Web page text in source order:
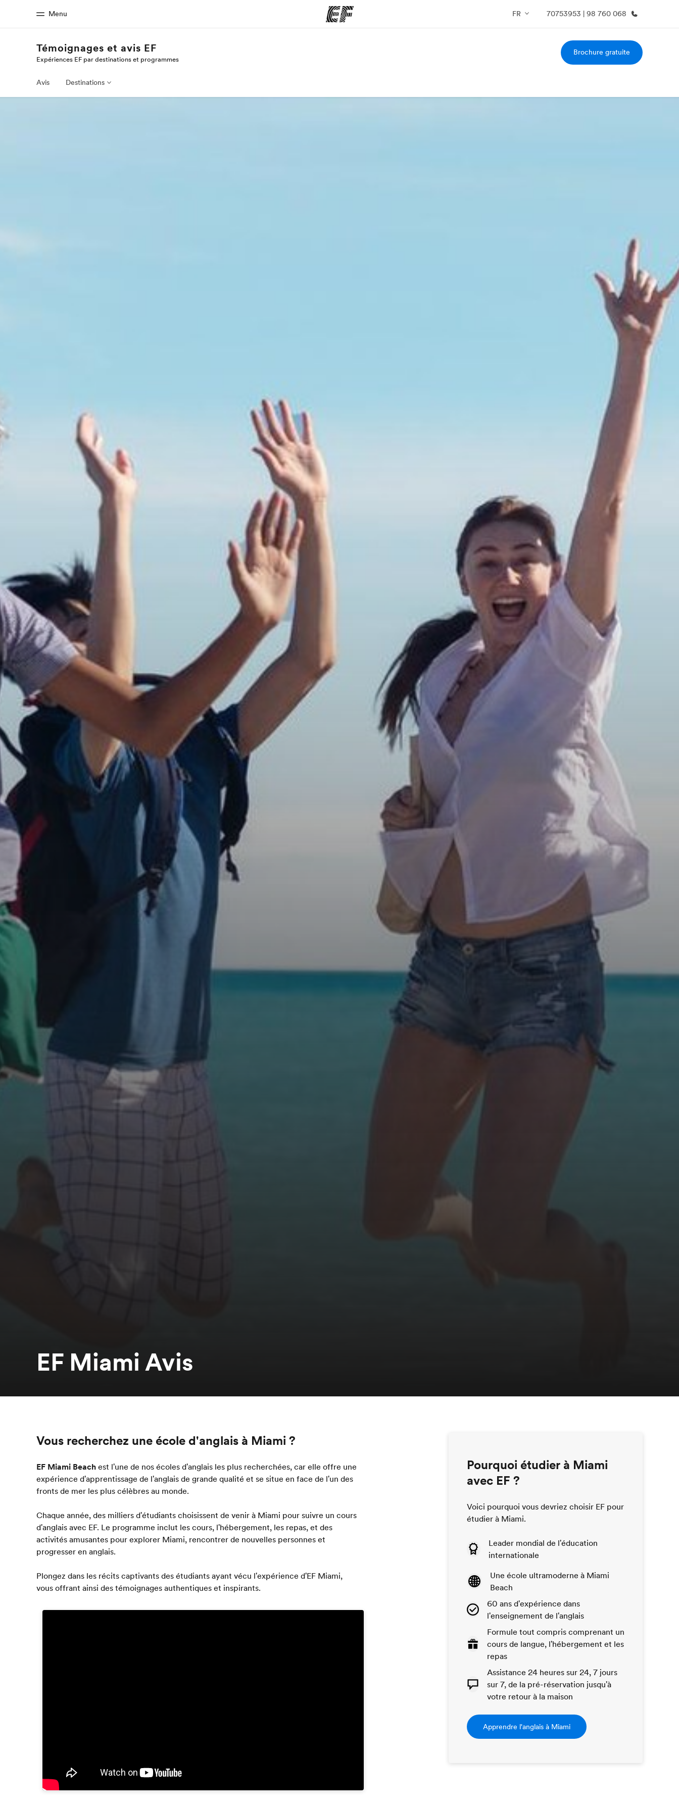
Menu FR 70753953 | 98 760 068
Accueil
Bienvenue chez EF
EF recrute
Témoignages et avis EF
Expériences EF par destinations et programmes
Brochure gratuite
Avis Destinations
EF Miami Avis
Vous recherchez une école d'anglais à Miami ?
EF Miami Beachest l'une de nos écoles d'anglais les plus recherchées, car elle offre une
expérience d'apprentissage de l'anglais de grande qualité et se situe en face de l'un des
fronts de mer les plus célèbres au monde.
Chaque année, des milliers d'étudiants choisissent de venir à Miami pour suivre un cours
d'anglais avec EF. Le programme inclut les cours, l'hébergement, les repas, et des
activités amusantes pour explorer Miami, rencontrer de nouvelles personnes et
progresser en anglais.
Plongez dans les récits captivants des étudiants ayant vécu l'expérience d'EF Miami,
vous offrant ainsi des témoignages authentiques et inspirants.
Pourquoi étudier à Miami
avec EF ?
Voici pourquoi vous devriez choisir EF pour
étudier à Miami.
Leader mondial de l'éducation
internationale
Une école ultramoderne à Miami
Beach
60 ans d'expérience dans
l'enseignement de l'anglais
Formule tout compris comprenant un
cours de langue, l'hébergement et les
repas
Assistance 24 heures sur 24, 7 jours
sur 7, de la pré-réservation jusqu'à
votre retour à la maison
Apprendre l'anglais à Miami